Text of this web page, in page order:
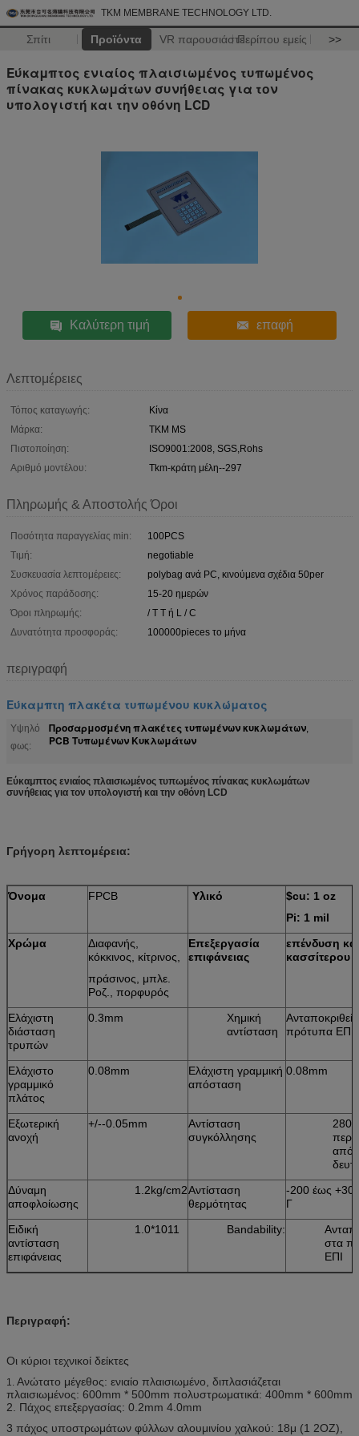
TKM MEMBRANE TECHNOLOGY LTD.
Σπίτι Προϊόντα VR παρουσιάστεΠερίπου εμείς >>
Εύκαμπτος ενιαίος πλαισιωμένος τυπωμένος
πίνακας κυκλωμάτων συνήθειας για τον
υπολογιστή και την οθόνη LCD
Καλύτερη τιμή επαφή
Λεπτομέρειες
Τόπος καταγωγής:
Κίνα
Μάρκα:
TKM MS
Πιστοποίηση:
ISO9001:2008, SGS,Rohs
Αριθμό μοντέλου:
Tkm-κράτη μέλη--297
Πληρωμής & Αποστολής Όροι
Ποσότητα παραγγελίας min:
100PCS
Τιμή:
negotiable
Συσκευασία λεπτομέρειες:
polybag ανά PC, κινούμενα σχέδια 50per
Χρόνος παράδοσης:
15-20 ημερών
Όροι πληρωμής:
/ T T ή L / C
Δυνατότητα προσφοράς:
100000pieces το μήνα
περιγραφή
Εύκαμπτη πλακέτα τυπωμένου κυκλώματος
Υψηλό
φως:
Προσαρμοσμένη πλακέτες τυπωμένων κυκλωμάτων,
PCB Τυπωμένων Κυκλωμάτων
Εύκαμπτος ενιαίος πλαισιωμένος τυπωμένος πίνακας κυκλωμάτων
συνήθειας για τον υπολογιστή και την οθόνη LCD
Γρήγορη λεπτομέρεια:
Όνομα FPCB Υλικό
$cu: 1 oz
Pi: 1 mil
Χρώμα
Διαφανής,
κόκκινος, κίτρινος,
πράσινος, μπλε.
Ροζ., πορφυρός
Επεξεργασία
επιφάνειας
επένδυση
κασσίτερου
Ελάχιστη
διάσταση
τρυπών
0.3mm
Χημική
αντίσταση
πρότυπα ΕΠΙ:
Ελάχιστο
γραμμικό
πλάτος
0.08mm
Ελάχιστη γραμμική
απόσταση
0.08mm
Εξωτερική
ανοχή
+/--0.05mm
Αντίσταση
συγκόλλησης
280
από
Δύναμη
αποφλοίωσης
1.2kg/cm2Αντίσταση
θερμότητας
-200 έως
Γ
Ειδική
αντίσταση
επιφάνειας
1.0*1011 Bandability:
στα
ΕΠΙ
Περιγραφή:
Οι κύριοι τεχνικοί δείκτες
1. Ανώτατο μέγεθος: ενιαίο πλαισιωμένο, διπλασιάζεται
πλαισιωμένος: 600mm * 500mm πολυστρωματικά: 400mm * 600mm
2. Πάχος επεξεργασίας: 0.2mm 4.0mm
3 πάχος υποστρωμάτων φύλλων αλουμινίου χαλκού: 18μ (1 2OZ),